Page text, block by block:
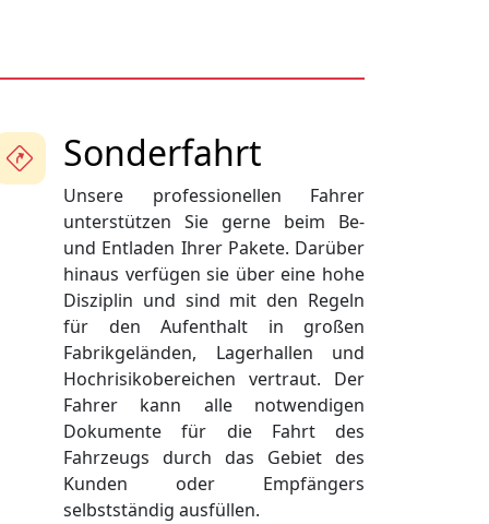
Sonderfahrt
Unsere professionellen Fahrer
unterstützen Sie gerne beim Be-
und Entladen Ihrer Pakete. Darüber
hinaus verfügen sie über eine hohe
Disziplin und sind mit den Regeln
für den Aufenthalt in großen
Fabrikgeländen, Lagerhallen und
Hochrisikobereichen vertraut. Der
Fahrer kann alle notwendigen
Dokumente für die Fahrt des
Fahrzeugs durch das Gebiet des
Kunden oder Empfängers
selbstständig ausfüllen.